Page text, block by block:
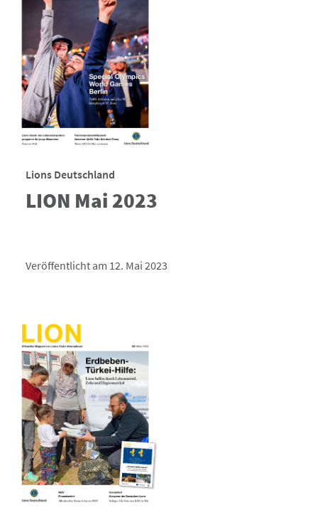
Lions Deutschland
LION Mai 2023
Veröffentlicht am 12. Mai 2023